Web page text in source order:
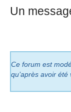
Un
Ce forum est
qu’après avoir